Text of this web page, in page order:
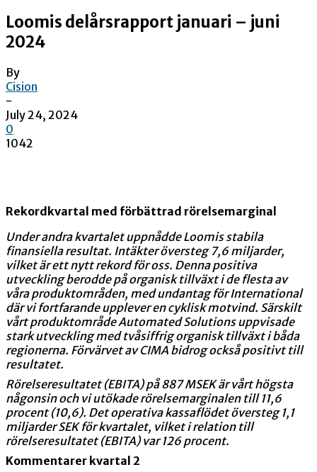
Loomis delårsrapport januari – juni
2024
By
Cision
-
July 24, 2024
0
1042
Rekordkvartal med förbättrad rörelsemarginal
Under andra kvartalet uppnådde Loomis stabila
finansiella resultat. Intäkter översteg 7,6 miljarder,
vilket är ett nytt rekord för oss. Denna positiva
utveckling berodde på organisk tillväxt i de flesta av
våra produktområden, med undantag för International
där vi fortfarande upplever en cyklisk motvind. Särskilt
vårt produktområde Automated Solutions uppvisade
stark utveckling med tvåsiffrig organisk tillväxt i båda
regionerna. Förvärvet av CIMA bidrog också positivt till
resultatet.
Rörelseresultatet (EBITA) på 887 MSEK är vårt högsta
någonsin och vi utökade rörelsemarginalen till 11,6
procent (10,6). Det operativa kassaflödet översteg 1,1
miljarder SEK för kvartalet, vilket i relation till
rörelseresultatet (EBITA) var 126 procent.
Kommentarer kvartal 2